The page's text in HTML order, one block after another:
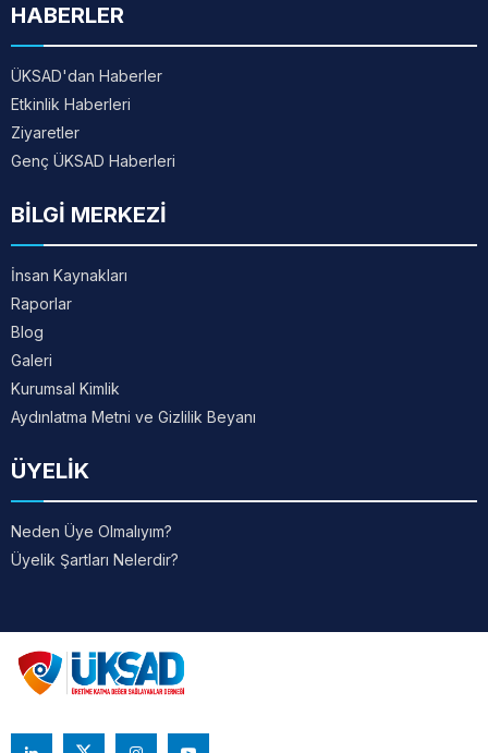
HABERLER
ÜKSAD'dan Haberler
Etkinlik Haberleri
Ziyaretler
Genç ÜKSAD Haberleri
BİLGİ MERKEZİ
İnsan Kaynakları
Raporlar
Blog
Galeri
Kurumsal Kimlik
Aydınlatma Metni ve Gizlilik Beyanı
ÜYELİK
Neden Üye Olmalıyım?
Üyelik Şartları Nelerdir?